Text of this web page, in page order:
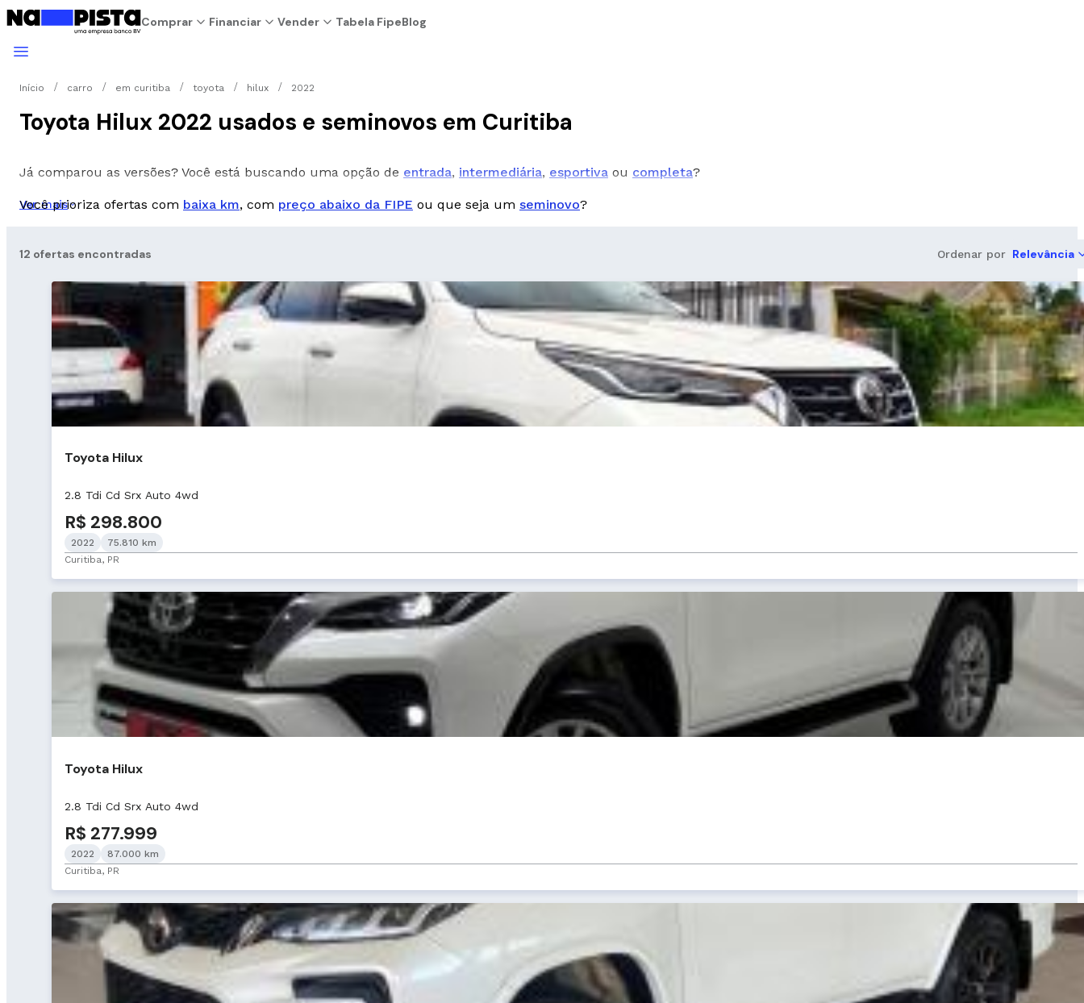
Comprar Financiar Vender Tabela FipeBlog
Início carro em curitiba toyota hilux 2022
Toyota Hilux 2022 usados e seminovos em Curitiba
Já comparou as versões? Você está buscando uma opção de entrada, intermediária, esportiva ou completa?
Você prioriza ofertas com baixa km, com preço abaixo da FIPE ou que seja um seminovo?
Ver mais
12 ofertas encontradas Ordenar por Relevância
Toyota Hilux
2.8 Tdi Cd Srx Auto 4wd
R$ 298.800
2022
75.810 km
Curitiba, PR
Toyota Hilux
2.8 Tdi Cd Srx Auto 4wd
R$ 277.999
2022
87.000 km
Curitiba, PR